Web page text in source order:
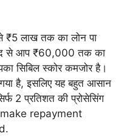
लाख तक का लोन पा
से आप ₹60,000 तक का
सिबिल स्कोर कमजोर है।
है, इसलिए यह बहुत आसान
2 प्रतिशत की प्रोसेसिंग
make repayment